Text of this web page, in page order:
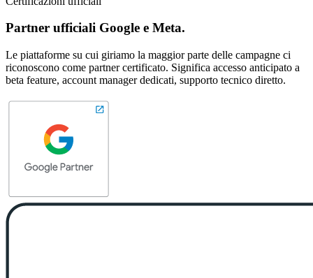
Partner ufficiali Google e Meta.
Le piattaforme su cui giriamo la maggior parte delle campagne ci
riconoscono come partner certificato. Significa accesso anticipato a
beta feature, account manager dedicati, supporto tecnico diretto.